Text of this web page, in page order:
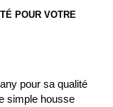
POUR VOTRE
pour sa qualité
simple housse